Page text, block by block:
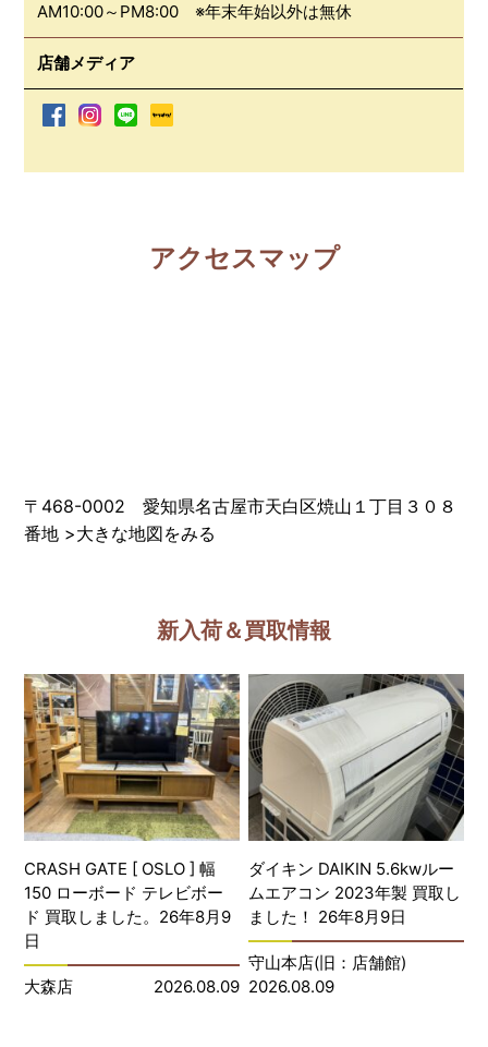
AM10:00～PM8:00 ※年末年始以外は無休
店舗メディア
アクセスマップ
〒468-0002 愛知県名古屋市天白区焼山１丁目３０８
番地 >大きな地図をみる
新入荷＆買取情報
CRASH GATE [ OSLO ] 幅
150 ローボード テレビボー
ド 買取しました。26年8月9
日
大森店 2026.08.09
ダイキン DAIKIN 5.6kwルー
ムエアコン 2023年製 買取し
ました！ 26年8月9日
守山本店(旧：店舗館)
2026.08.09